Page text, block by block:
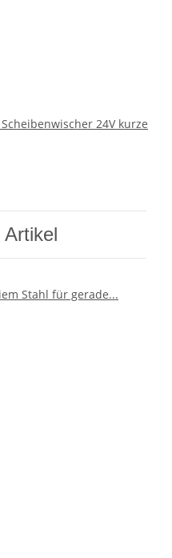
24V kurze
Artikel